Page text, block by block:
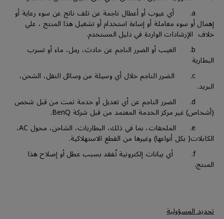
a. أي عيوب أو أعطال ناجمة عن تلف ناتج عن سوء رعاية أو
إهمال أو سوء معاملة أو إساءة استخدام أو تشغيل هذا المنتج ، علي
خلاف الإرشادات الواردة في دليل المستخدم.
b. العيب أو الضرر الناجم عن حادث، رمل، ماء أو تسرب
البطارية
c. الضرر الناجم خلال أي وسيلة من وسائل النقل، الشحن،
البريد.
d. الضرر الناجم عن أي تعديل أو خدمة تمت من قبل شخص
(أشخاص) غير مركز الخدمة المعتمد من قبل شركة BenQ.
e. الملحقات، بما في ذلك، البطاريات، الشاحن، محول AC،
الكابلات( بكل أنواعها) وغيرها من القطع الاستهلاكية.
f. أي بيانات إلكترونية تُفقد بسبب عطل أو إصلاح هذا
المنتج.
تحديد المسؤولية